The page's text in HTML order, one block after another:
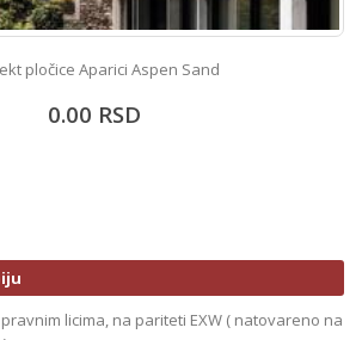
pločice Aparici Aspen Sand
0.00 RSD
licima, na pariteti EXW ( natovareno na